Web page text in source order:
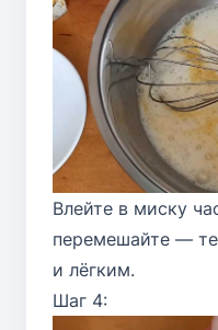
Влейте в миску
перемешайте —
и лёгким.
Шаг 4: